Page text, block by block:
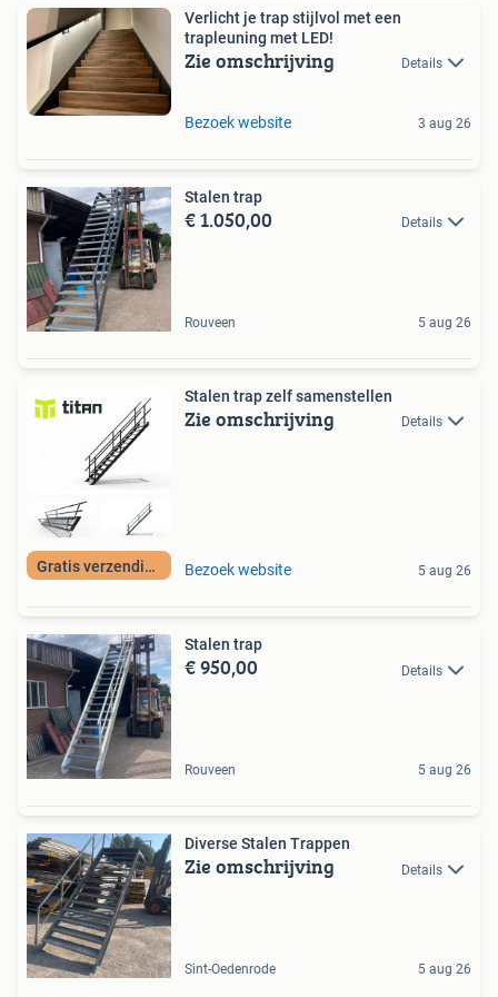
Verlicht je trap stijlvol met een
trapleuning met LED!
Zie omschrijving Details
Bezoek website 3 aug 26
Stalen trap
€ 1.050,00 Details
Rouveen 5 aug 26
Gratis verzending
Stalen trap zelf samenstellen
Zie omschrijving Details
Bezoek website 5 aug 26
Stalen trap
€ 950,00 Details
Rouveen 5 aug 26
Diverse Stalen Trappen
Zie omschrijving Details
Sint-Oedenrode 5 aug 26